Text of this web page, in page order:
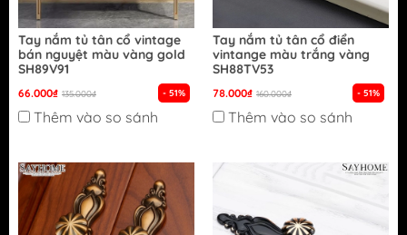
Tay nắm tủ tân cổ vintage
bán nguyệt màu vàng gold
SH89V91
66.000₫ 135.000₫ - 51%
Thêm vào so sánh
Tay nắm tủ tân cổ điển
vintange màu trắng vàng
SH88TV53
78.000₫ 160.000₫ - 51%
Thêm vào so sánh